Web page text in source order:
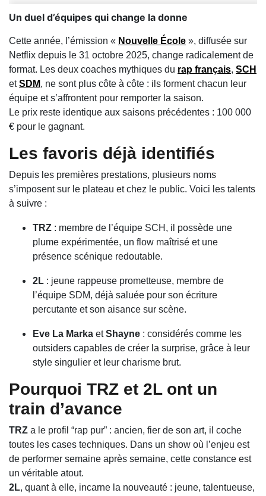
Un duel d’équipes qui change la donne
Cette année, l’émission « Nouvelle École », diffusée sur
Netflix depuis le 31 octobre 2025, change radicalement de
format. Les deux coaches mythiques du rap français, SCH
etSDM, ne sont plus côte à côte : ils forment chacun leur
équipe et s’affrontent pour remporter la saison.
Le prix reste identique aux saisons précédentes : 100 000
€ pour le gagnant.
Les favoris déjà identifiés
Depuis les premières prestations, plusieurs noms
s’imposent sur le plateau et chez le public. Voici les talents
à suivre :
TRZ : membre de l’équipe SCH, il possède une
plume expérimentée, un flow maîtrisé et une
présence scénique redoutable.
2L : jeune rappeuse prometteuse, membre de
l’équipe SDM, déjà saluée pour son écriture
percutante et son aisance sur scène.
Eve La Marka etShayne : considérés comme les
outsiders capables de créer la surprise, grâce à leur
style singulier et leur charisme brut.
Pourquoi TRZ et 2L ont un
train d’avance
TRZ a le profil “rap pur” : ancien, fier de son art, il coche
toutes les cases techniques. Dans un show où l’enjeu est
de performer semaine après semaine, cette constance est
un véritable atout.
2L, quant à elle, incarne la nouveauté : jeune, talentueuse,